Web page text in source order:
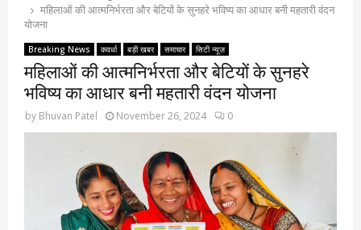
महिलाओं की आत्मनिर्भरता और बेटियों के सुनहरे भविष्य का आधार बनी महतारी वंदन
योजना
Breaking News कवर्धा बड़ी खबर समाचार सिटी न्यूज़
महिलाओं की आत्मनिर्भरता और बेटियों के सुनहरे
भविष्य का आधार बनी महतारी वंदन योजना
by Bhuvan Patel November 26, 2024 0